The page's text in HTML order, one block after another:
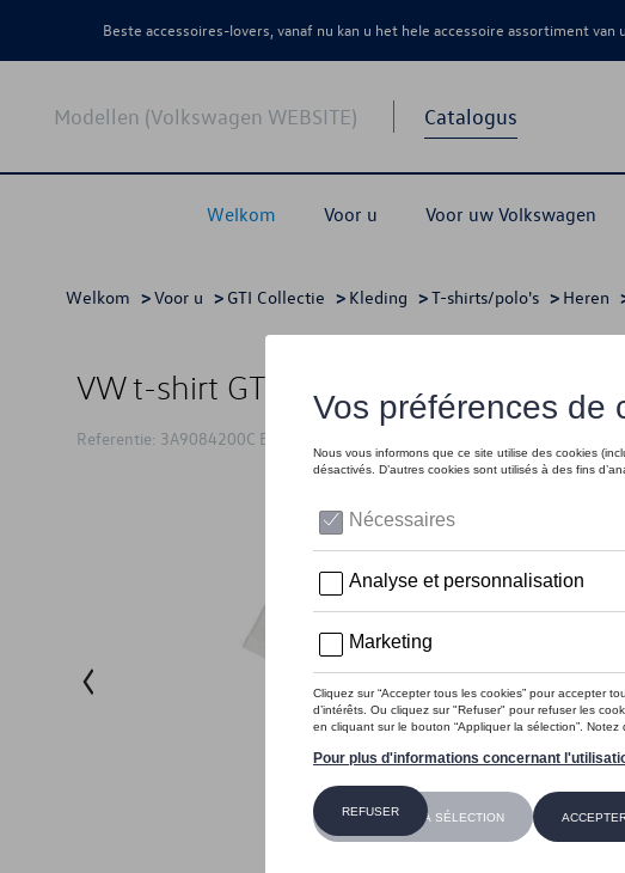
Beste accessoires-lovers, vanaf nu kan u het hele accessoire assortiment
Modellen (Volkswagen WEBSITE) Catalogus
Welkom Voor u Voor uw Volkswagen
Welkom >Voor u > GTI Collectie > Kleding >T-shirts/polo's > Heren
VW t-shirt GTI Skribble, wit - L
Referentie: 3A9084200C BL9